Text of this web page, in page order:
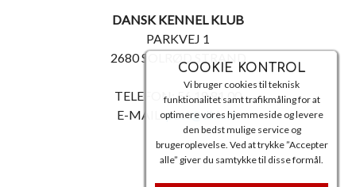
COOKIE KONTROL
Vi bruger cookies til teknisk
funktionalitet samt trafikmåling for at
optimere vores hjemmeside og levere
den bedst mulige service og
brugeroplevelse. Ved at trykke ”Accepter
alle” giver du samtykke til disse formål.
DANSK KENNEL KLUB
PARKVEJ 1
2680 SOLRØD STRAND
TELEFON: 56 18 81 00
E-MAIL:post@dkk.dk